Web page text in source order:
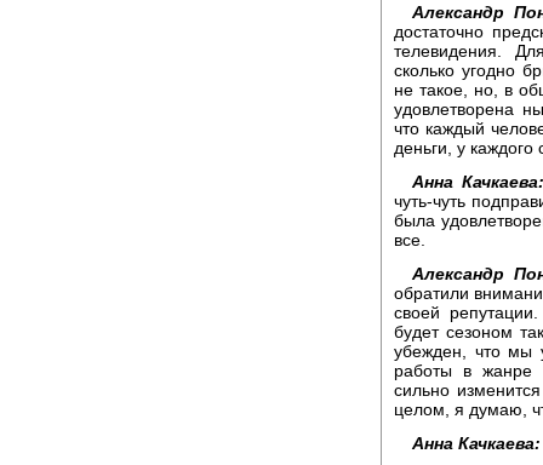
Александр
достаточно
телевидения.
сколько угодно
не такое, но, в
удовлетворена
что каждый
деньги, у каждого
Анна
чуть-чуть
была
все.
Александр
обратили
своей
будет сезоном
убежден, что мы
работы в жанре
сильно
целом, я думаю,
Анна Качкаева: